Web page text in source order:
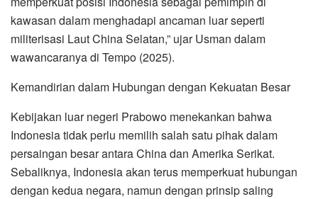
kawasan dalam menghadapi ancaman luar seperti
militerisasi Laut China Selatan,” ujar Usman dalam
wawancaranya di Tempo (2025).
Kemandirian dalam Hubungan dengan Kekuatan Besar
Kebijakan luar negeri Prabowo menekankan bahwa
Indonesia tidak perlu memilih salah satu pihak dalam
persaingan besar antara China dan Amerika Serikat.
Sebaliknya, Indonesia akan terus memperkuat hubungan
dengan kedua negara, namun dengan prinsip saling